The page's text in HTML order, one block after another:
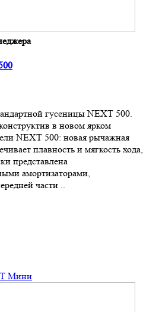
гусеницы NEXT 500.
в новом ярком
NEXT 500: новая рычажная
плавность и мягкость хода,
представлена
амортизаторами,
части ..